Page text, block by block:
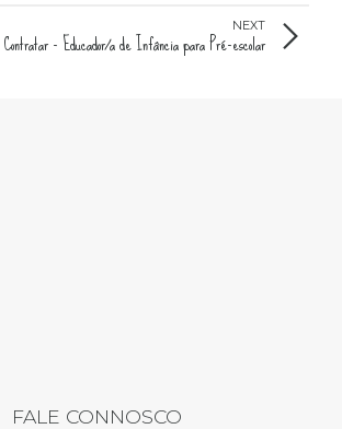
NEXT
Contratar - Educador/a de Infância para Pré-escolar
FALE CONNOSCO